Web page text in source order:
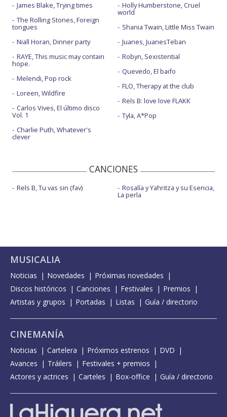
James Blake, Trying times
The Rolling Stones, Foreign
tongues
Niall Horan, Dinner party
RAYE, This music may contain
hope.
Melendi, Pop rock
Loreen, Wildfire
Carlos Vives, El último disco
Vol. 1
Charlie Puth, Whatever's
clever
Holly Humberstone, Cruel
world
Shania Twain, Little Miss Twain
Juanes, JuanesTeban
Robyn, Sexistential
Quevedo, El baifo
FLO, Therapy at the club
Rels B: love love FLAKK
Tyla, A*Pop
CANCIONES
Rels B, Tu vas sin (fav) Rosalía y Yahritza y su Esencia,
La perla
MUSICALIA
Noticias Novedades
Próximas novedades
Discos históricos
Canciones Festivales
Premios
Artistas y grupos
Portadas Listas Guía / directorio
CINEMANÍA
Noticias Cartelera Próximos estrenos
DVD
Avances
Tráilers
Festivales + premios
Actores y actrices
Carteles Box-office Guía / directorio